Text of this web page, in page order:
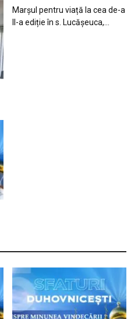
Marșul pentru viață la cea de-a
II-a ediție în s. Lucășeuca,...